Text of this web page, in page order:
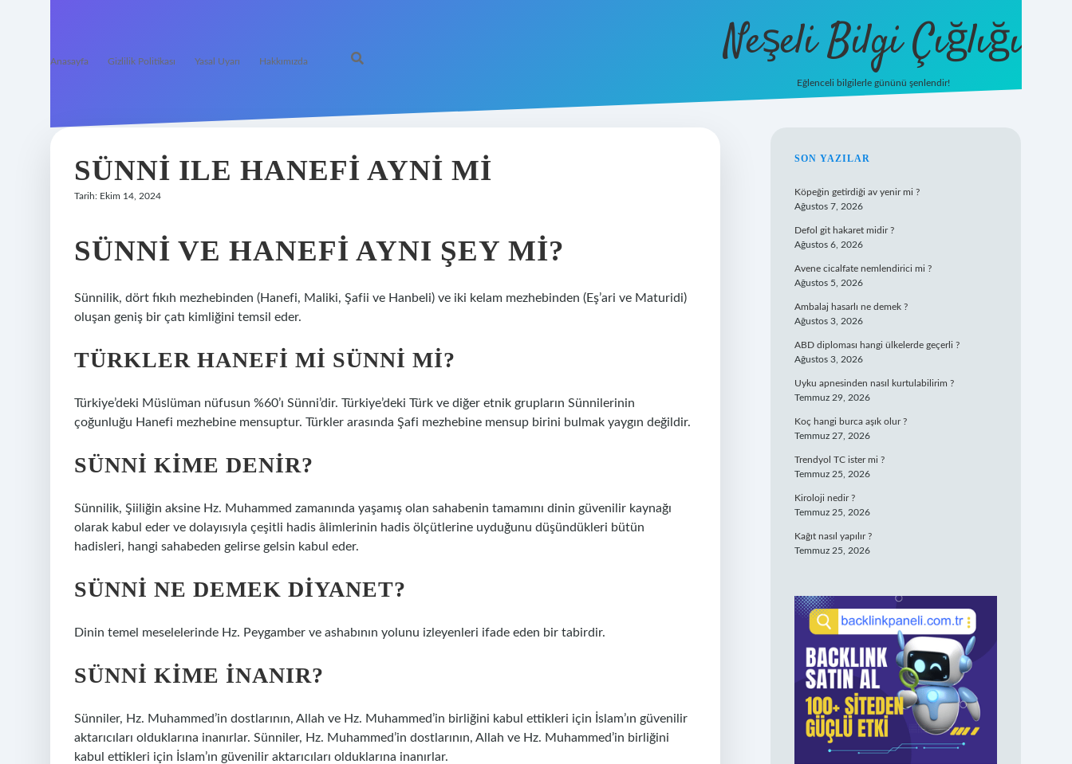
Anasayfa Gizlilik Politikası Yasal Uyarı Hakkımızda Neşeli Bilgi Çığlığı
Eğlenceli bilgilerle gününü şenlendir!
SÜNNI ILE HANEFI AYNI MI
Tarih: Ekim 14, 2024
SÜNNI VE HANEFI AYNI ŞEY MI?
Sünnilik, dört fıkıh mezhebinden (Hanefi, Maliki, Şafii ve Hanbeli) ve iki kelam mezhebinden (Eş’ari ve Maturidi)
oluşan geniş bir çatı kimliğini temsil eder.
TÜRKLER HANEFI MI SÜNNI MI?
Türkiye’deki Müslüman nüfusun %60’ı Sünni’dir. Türkiye’deki Türk ve diğer etnik grupların Sünnilerinin
çoğunluğu Hanefi mezhebine mensuptur. Türkler arasında Şafi mezhebine mensup birini bulmak yaygın değildir.
SÜNNI KIME DENIR?
Sünnilik, Şiiliğin aksine Hz. Muhammed zamanında yaşamış olan sahabenin tamamını dinin güvenilir kaynağı
olarak kabul eder ve dolayısıyla çeşitli hadis âlimlerinin hadis ölçütlerine uyduğunu düşündükleri bütün
hadisleri, hangi sahabeden gelirse gelsin kabul eder.
SÜNNI NE DEMEK DIYANET?
Dinin temel meselelerinde Hz. Peygamber ve ashabının yolunu izleyenleri ifade eden bir tabirdir.
SÜNNI KIME INANIR?
Sünniler, Hz. Muhammed’in dostlarının, Allah ve Hz. Muhammed’in birliğini kabul ettikleri için İslam’ın güvenilir
aktarıcıları olduklarına inanırlar. Sünniler, Hz. Muhammed’in dostlarının, Allah ve Hz. Muhammed’in birliğini
kabul ettikleri için İslam’ın güvenilir aktarıcıları olduklarına inanırlar.
SIDEBAR
SON YAZILAR
Köpeğin getirdiği av yenir mi ?
Ağustos 7, 2026
Defol git hakaret midir ?
Ağustos 6, 2026
Avene cicalfate nemlendirici mi ?
Ağustos 5, 2026
Ambalaj hasarlı ne demek ?
Ağustos 3, 2026
ABD diploması hangi ülkelerde geçerli ?
Ağustos 3, 2026
Uyku apnesinden nasıl kurtulabilirim ?
Temmuz 29, 2026
Koç hangi burca aşık olur ?
Temmuz 27, 2026
Trendyol TC ister mi ?
Temmuz 25, 2026
Kiroloji nedir ?
Temmuz 25, 2026
Kağıt nasıl yapılır ?
Temmuz 25, 2026